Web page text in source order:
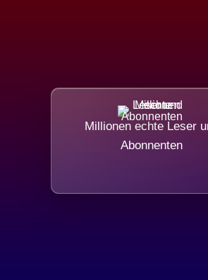
Millionen echte Leser
Abonnenten